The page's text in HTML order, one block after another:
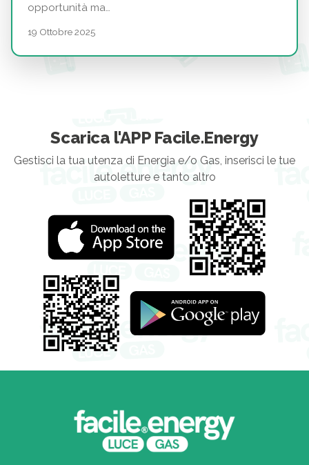
opportunità ma…
19 Ottobre 2025
Scarica l'APP Facile.Energy
Gestisci la tua utenza di Energia e/o Gas, inserisci le tue
autoletture e tanto altro